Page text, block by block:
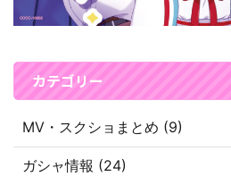
カテゴリー
MV・スクショまとめ (9)
ガシャ情報 (24)